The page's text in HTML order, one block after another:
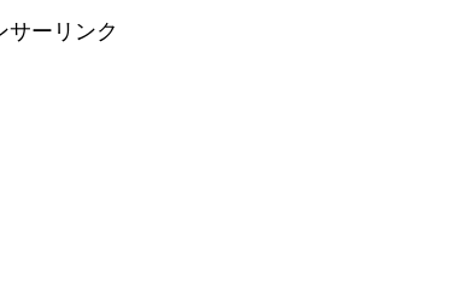
サーリンク